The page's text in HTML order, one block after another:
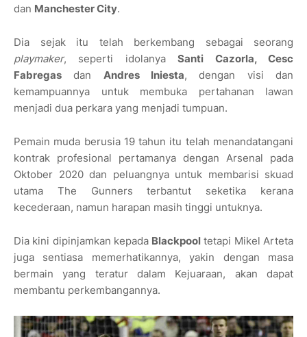
dan Manchester City.
Dia sejak itu telah berkembang sebagai seorang
playmaker, seperti idolanyaSanti Cazorla, Cesc
Fabregas dan Andres Iniesta, dengan visi dan
kemampuannya untuk membuka pertahanan lawan
menjadi dua perkara yang menjadi tumpuan.
Pemain muda berusia 19 tahun itu telah menandatangani
kontrak profesional pertamanya dengan Arsenal pada
Oktober 2020 dan peluangnya untuk membarisi skuad
utama The Gunners terbantut seketika kerana
kecederaan, namun harapan masih tinggi untuknya.
Dia kini dipinjamkan kepada Blackpool tetapi Mikel Arteta
juga sentiasa memerhatikannya, yakin dengan masa
bermain yang teratur dalam Kejuaraan, akan dapat
membantu perkembangannya.